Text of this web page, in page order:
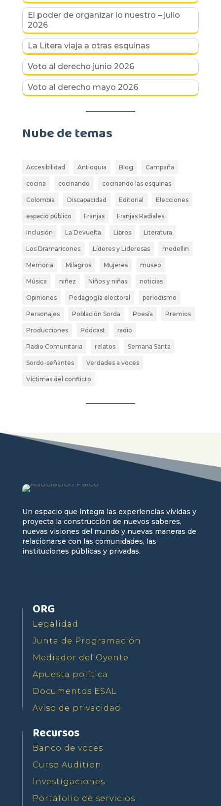
El poder de organizar lo nuestro – julio
2026
La Litera viaja a otras esquinas
Voto al derecho junio 2026
Voto al derecho mayo 2026
Nube de temas
Accesibilidad Antioquia Blog Campaña
cocina cocinando cocinando las esquinas
Colombia Discapacidad Editorial Elecciones
espacio público Franjas Franjas Radiales
Inclusión La Devuelta Libros Literatura
Los Dramaricones Líderes y Lideresas medellin
Memoria Milagros Mujeres museo
Música niñez Niños y niñas noticias
Opiniones Pedagogía electoral periodismo
Personajes Población Sorda Poesía Premios
Producciones Pódcast radio
Radio Comunitaria relatos Semana Santa
Sordo-señantes Verdades a voces
Víctimas del conflicto
Un espacio que integra las experiencias vividas y
proyecta la construcción de nuevos saberes,
nuevas visiones del mundo y nuevas maneras de
relacionarse con las comunidades, las
instituciones públicas y privadas.
ORG
Legalidad
Junta de Programación
Mediador del Oyente
Apuesta política
Documentos ESAL
Aviso de privacidad
Recursos
Banco de voces
Curso Audition
Investigaciones
Portafolio de servicios